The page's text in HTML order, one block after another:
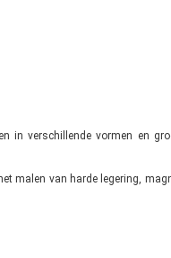
in verschillende vormen en
malen van harde legering,